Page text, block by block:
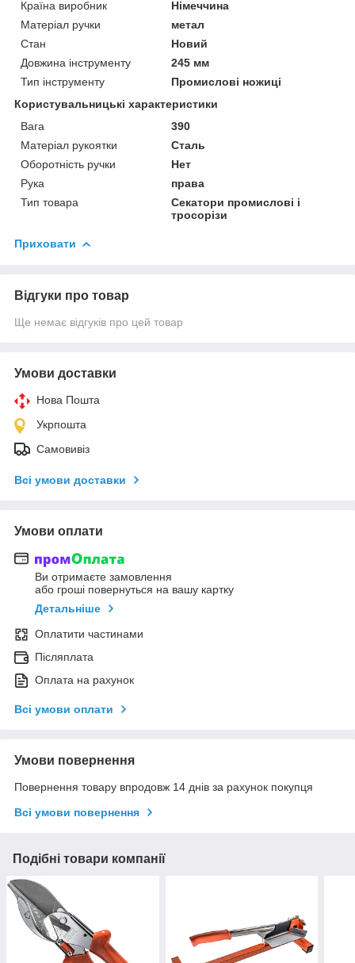
Країна виробник
Німеччина
Матеріал ручки
метал
Стан
Новий
Довжина інструменту
245 мм
Тип інструменту
Промислові ножиці
Користувальницькі характеристики
Вага
390
Матеріал рукоятки
Сталь
Оборотність ручки
Нет
Рука
права
Тип товара
Секатори промислові і
тросорізи
Приховати
Відгуки про товар
Ще немає відгуків про цей товар
Умови доставки
Нова Пошта
Укрпошта
Самовивіз
Всі умови доставки
Умови оплати
Ви отримаєте замовлення
або гроші повернуться на вашу картку
Детальніше
Оплатити частинами
Післяплата
Оплата на рахунок
Всі умови оплати
Умови повернення
Повернення товару впродовж 14 днів за рахунок покупця
Всі умови повернення
Подібні товари компанії